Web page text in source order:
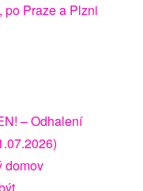
Praze a Plzni
– Odhalení
domov